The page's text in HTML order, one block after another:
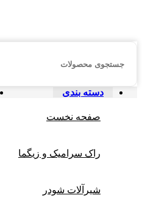
دسته بندی
صفحه نخست
راک سرامیک و زیگما
شیرآلات شودر